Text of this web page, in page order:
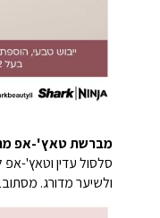
מברשת טאץ'-אפ
סלסול עדין וטאץ'-אפ
ולשיער מדורג.